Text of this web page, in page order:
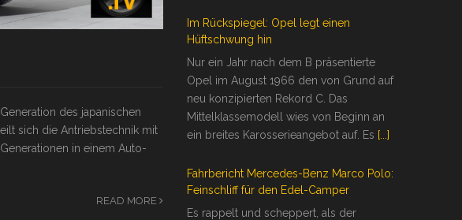
des japanischen
sich die Antriebstechnik mit
in einem Auto-
READ MORE
Im Rückspiegel: Opel legt einen
Hüftschwung hin
Nur ein Jahr nach dem B präsentierte
Opel im August 1966 den von Grund auf
neu konzipierten Rekord C. Das
Mittelklassemodell wies von Beginn an
ein breites Karosserieangebot auf. Es [...]
Fahrbericht Mercedes-Benz Marco Polo:
Feinschliff für den Edel-Camper
Es rappelt und scheppert, als der